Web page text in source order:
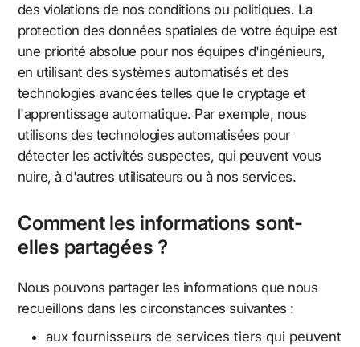
des violations de nos conditions ou politiques. La
protection des données spatiales de votre équipe est
une priorité absolue pour nos équipes d'ingénieurs,
en utilisant des systèmes automatisés et des
technologies avancées telles que le cryptage et
l'apprentissage automatique. Par exemple, nous
utilisons des technologies automatisées pour
détecter les activités suspectes, qui peuvent vous
nuire, à d'autres utilisateurs ou à nos services.
Comment les informations sont-
elles partagées ?
Nous pouvons partager les informations que nous
recueillons dans les circonstances suivantes :
aux fournisseurs de services tiers qui peuvent